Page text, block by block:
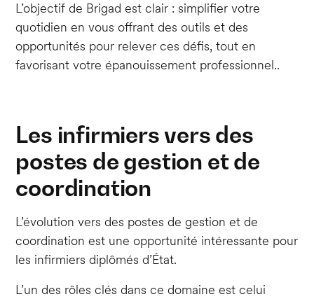
L’objectif de Brigad est clair : simplifier votre
quotidien en vous offrant des outils et des
opportunités pour relever ces défis, tout en
favorisant votre épanouissement professionnel..
Les infirmiers vers des
postes de gestion et de
coordination
L’évolution vers des postes de gestion et de
coordination est une opportunité intéressante pour
les infirmiers diplômés d’État.
L’un des rôles clés dans ce domaine est celui